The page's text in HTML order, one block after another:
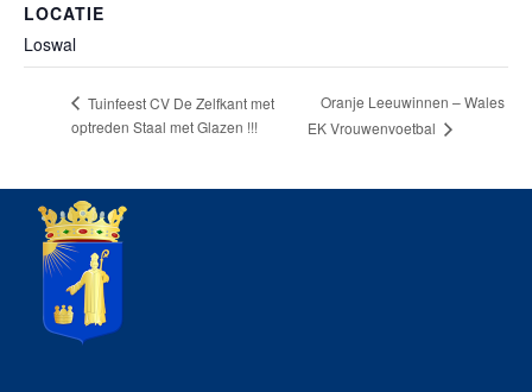
LOCATIE
Loswal
Tuinfeest CV De Zelfkant met
optreden Staal met Glazen !!!
Oranje Leeuwinnen – Wales
EK Vrouwenvoetbal